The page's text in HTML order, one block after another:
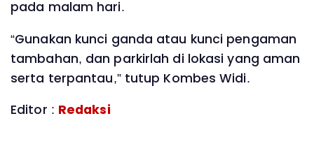
pada malam hari.
“Gunakan kunci ganda atau kunci pengaman
tambahan, dan parkirlah di lokasi yang aman
serta terpantau,” tutup Kombes Widi.
Editor : Redaksi